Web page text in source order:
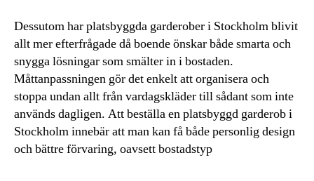
Dessutom har platsbyggda garderober i Stockholm blivit
allt mer efterfrågade då boende önskar både smarta och
snygga lösningar som smälter in i bostaden.
Måttanpassningen gör det enkelt att organisera och
stoppa undan allt från vardagskläder till sådant som inte
används dagligen. Att beställa en platsbyggd garderob i
Stockholm innebär att man kan få både personlig design
och bättre förvaring, oavsett bostadstyp